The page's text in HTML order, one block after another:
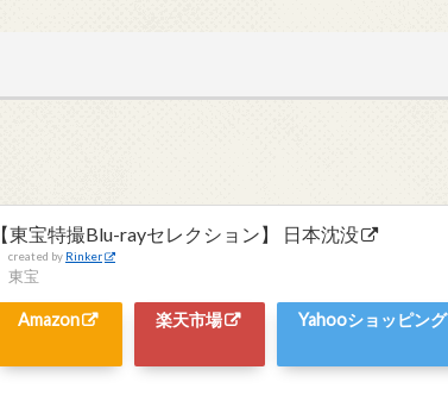
【東宝特撮Blu-rayセレクション】 日本沈没
created by Rinker
東宝
Amazon 楽天市場 Yahooショッピング